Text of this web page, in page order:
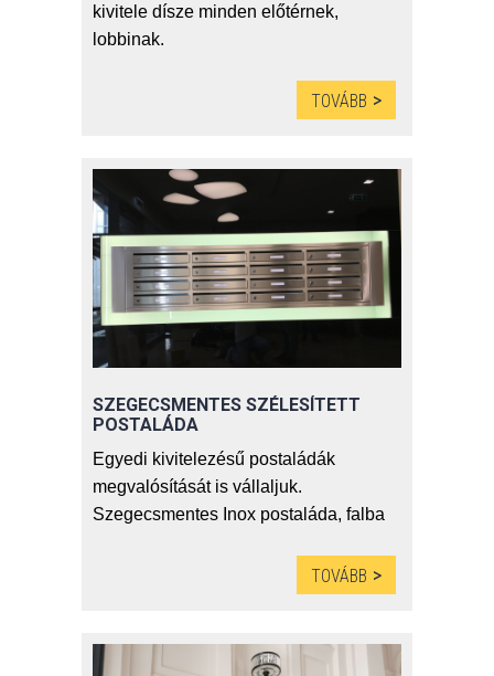
kivitele dísze minden előtérnek,
lobbinak.
TOVÁBB
SZEGECSMENTES SZÉLESÍTETT
POSTALÁDA
Egyedi kivitelezésű postaládák
megvalósítását is vállaljuk.
Szegecsmentes Inox postaláda, falba
TOVÁBB